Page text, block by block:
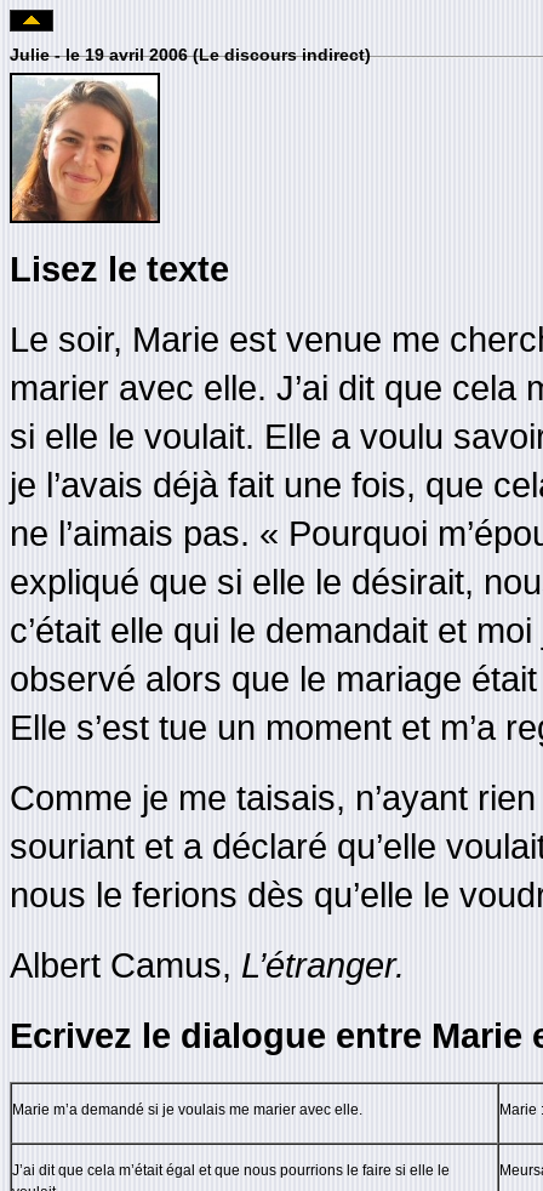
Julie - le 19 avril 2006 (Le discours indirect)
Lisez le texte
Le soir, Marie est venue me
marier avec elle. J’ai dit que cela
si elle le voulait. Elle a voulu
je l’avais déjà fait une fois, que
ne l’aimais pas. « Pourquoi
expliqué que si elle le désirait,
c’était elle qui le demandait et
observé alors que le mariage
Elle s’est tue un moment et m’a
Comme je me taisais, n’ayant
souriant et a déclaré qu’elle
nous le ferions dès qu’elle le
Albert Camus, L’étranger.
Ecrivez le dialogue entre
Marie m’a demandé si je voulais me marier avec elle. Marie :
J’ai dit que cela m’était égal et que nous pourrions le faire si elle le